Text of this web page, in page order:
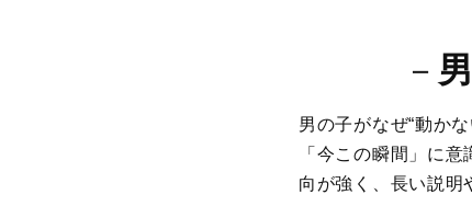
－
男の子がなぜ“動か
「今この瞬間」に
向が強く、長い説明